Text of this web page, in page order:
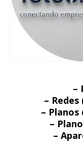
–
–
–
–
–